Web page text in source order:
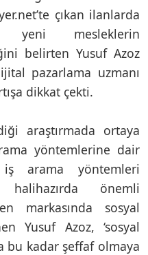
çıkan ilanlarda
yeni mesleklerin
belirten Yusuf Azoz
pazarlama uzmanı
dikkat çekti.
araştırmada ortaya
yöntemlerine dair
arama yöntemleri
halihazırda önemli
markasında sosyal
Yusuf Azoz, ‘sosyal
bu kadar şeffaf olmaya